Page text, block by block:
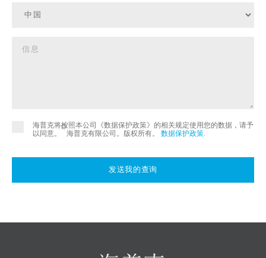
海普克将按照本公司《数据保护政策》的相关规定使用您的数据，请予
以同意。
©
海普克有限公司。版权所有。 数据保护政策.
发送我的查询